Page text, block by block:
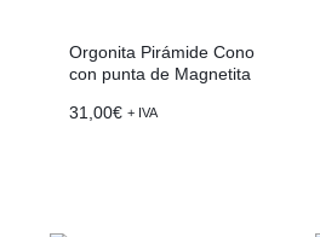
Orgonita Pirámide Cono
con punta de Magnetita
31,00€ + IVA